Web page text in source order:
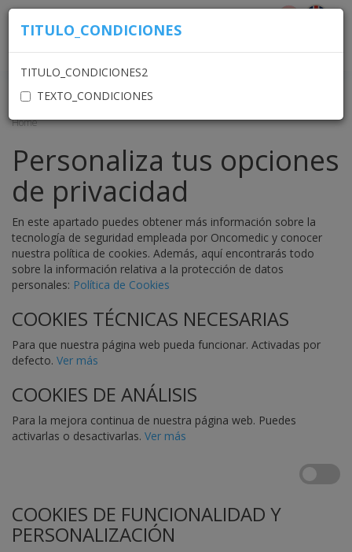
ACCESO USUARIOS
Home
Personaliza tus opciones
de privacidad
En este apartado puedes obtener más información sobre la
tecnología de seguridad empleada por Oncomedic y conocer
nuestra política de cookies. Además, aquí encontrarás todo
sobre la información relativa a la protección de datos
personales: Política de Cookies
COOKIES TÉCNICAS NECESARIAS
Para que nuestra página web pueda funcionar. Activadas por
defecto. Ver más
COOKIES DE ANÁLISIS
Para la mejora continua de nuestra página web. Puedes
activarlas o desactivarlas. Ver más
COOKIES DE FUNCIONALIDAD Y
PERSONALIZACIÓN
TITULO_CONDICIONES
TITULO_CONDICIONES2
TEXTO_CONDICIONES